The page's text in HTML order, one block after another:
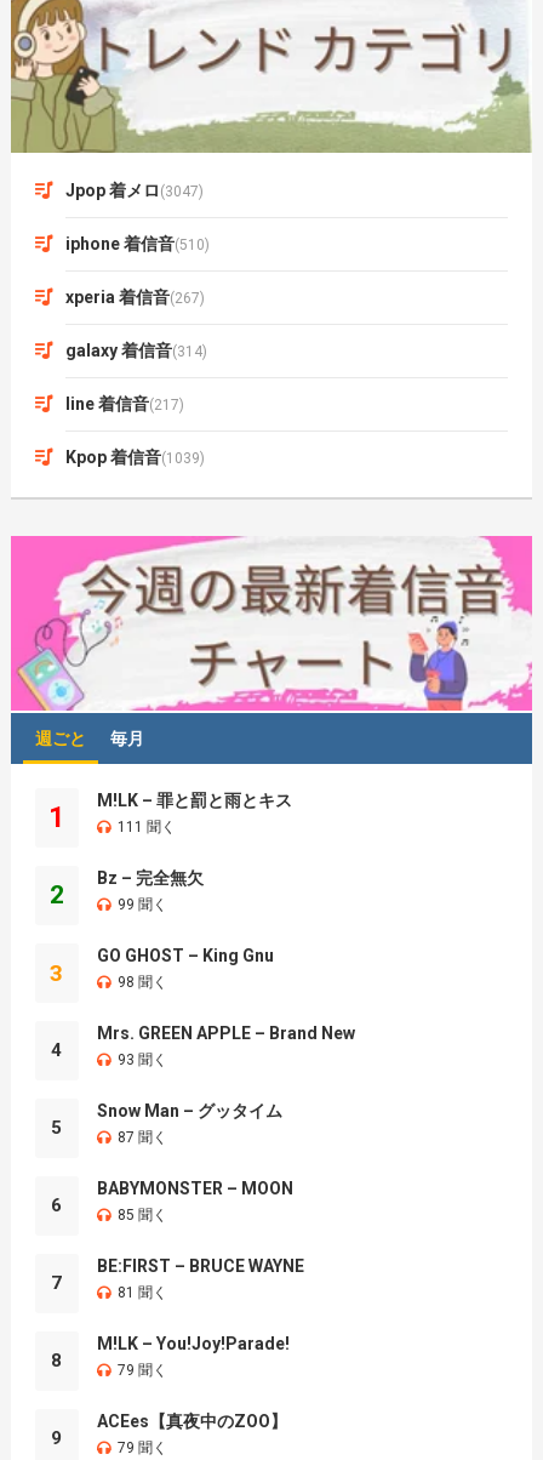
Jpop 着メロ (3047)
iphone 着信音(510)
xperia 着信音(267)
galaxy 着信音(314)
line 着信音(217)
Kpop 着信音(1039)
週ごと 毎月
1
M!LK – 罪と罰と雨とキス
111 聞く
2
Bz – 完全無欠
99 聞く
3
GO GHOST – King Gnu
98 聞く
4
Mrs. GREEN APPLE – Brand New
93 聞く
5
Snow Man – グッタイム
87 聞く
6
BABYMONSTER – MOON
85 聞く
7
BE:FIRST – BRUCE WAYNE
81 聞く
8
M!LK – You!Joy!Parade!
79 聞く
9
ACEes【真夜中のZOO】
79 聞く